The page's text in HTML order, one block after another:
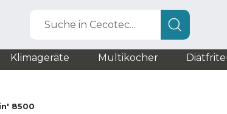
Suche in Cecotec...
Klimageräte Multikocher
8500